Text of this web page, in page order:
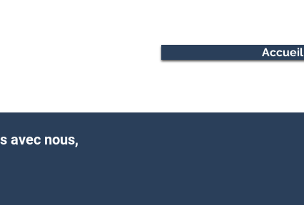
Accueil
avec nous,